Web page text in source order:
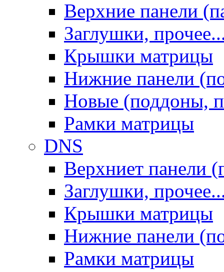
Верхние панели
Заглушки,
Крышки матрицы
Нижние панели
Новые (поддоны,
Рамки матрицы
DNS
Верхниет панели
Заглушки,
Крышки матрицы
Нижние панели
Рамки матрицы